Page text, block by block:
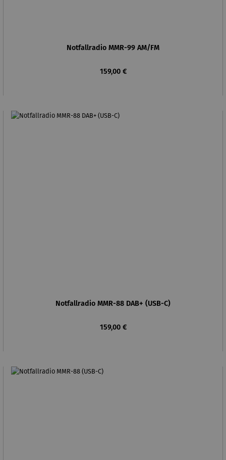
Notfallradio MMR-99 AM/FM
Regulärer Preis:
159,00 €
Notfallradio MMR-88 DAB+ (USB-C)
Regulärer Preis:
159,00 €